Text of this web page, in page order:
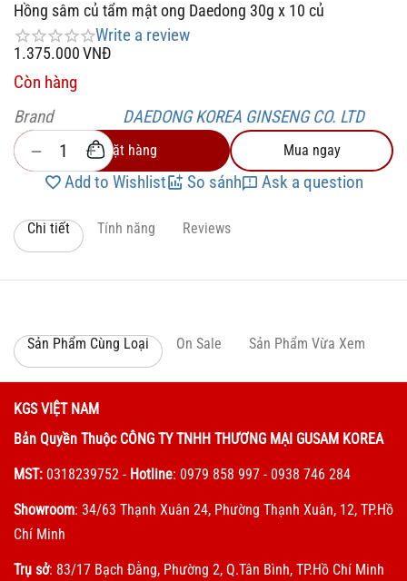
Hồng sâm củ tẩm mật ong Daedong 30g x 10 củ
Write a review
1.375.000VNĐ
Còn hàng
Brand
DAEDONG KOREA GINSENG CO. LTD
+
− Đặt hàng Mua ngay
Add to Wishlist So sánh Ask a question
Chi tiết Tính năng Reviews
Sản Phẩm Cùng Loại On Sale Sản Phẩm Vừa Xem
KGS VIỆT NAM
Bản Quyền Thuộc CÔNG TY TNHH THƯƠNG MẠI GUSAM KOREA
MST: 0318239752 - Hotline: 0979 858 997 - 0938 746 284
Showroom: 34/63 Thạnh Xuân 24, Phường Thạnh Xuân, 12, TP.Hồ
Chí Minh
Trụ sở: 83/17 Bạch Đằng, Phường 2, Q.Tân Bình, TP.Hồ Chí Minh